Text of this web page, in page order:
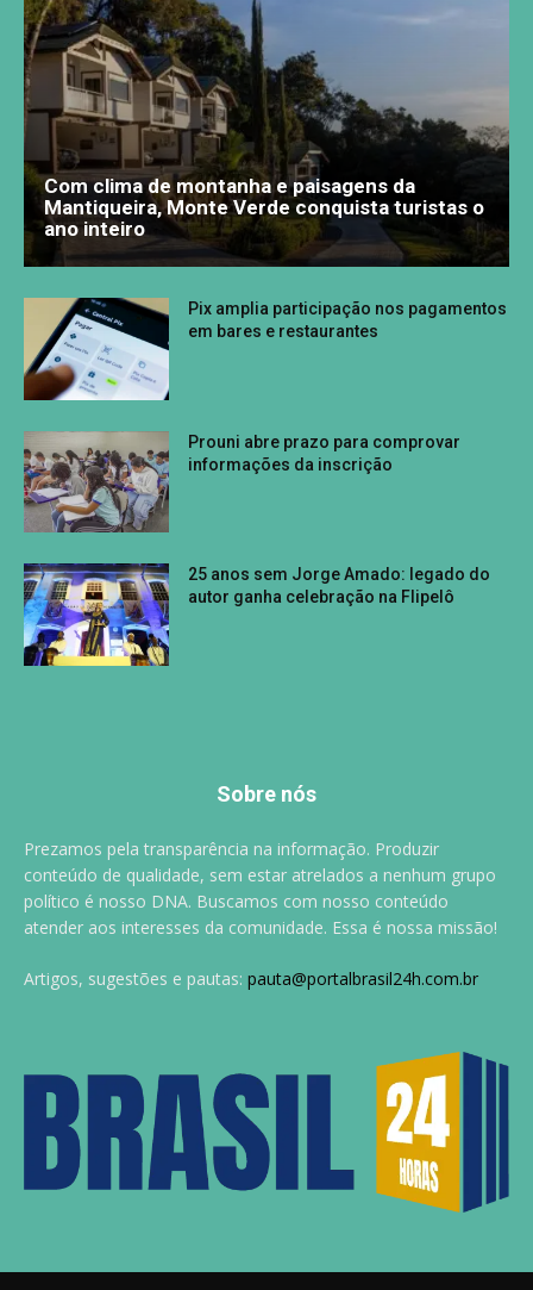
Com clima de montanha e paisagens da
Mantiqueira, Monte Verde conquista turistas o
ano inteiro
Pix amplia participação nos pagamentos
em bares e restaurantes
Prouni abre prazo para comprovar
informações da inscrição
25 anos sem Jorge Amado: legado do
autor ganha celebração na Flipelô
Sobre nós
Prezamos pela transparência na informação. Produzir
conteúdo de qualidade, sem estar atrelados a nenhum grupo
político é nosso DNA. Buscamos com nosso conteúdo
atender aos interesses da comunidade. Essa é nossa missão!
Artigos, sugestões e pautas: pauta@portalbrasil24h.com.br